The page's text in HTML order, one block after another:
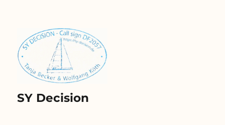
SY Decision